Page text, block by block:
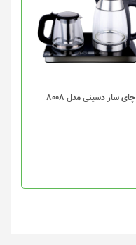
چای ساز دسینی مدل 8008
محصول
دارای
انواع
مختلفی
می
گزینه
محصول